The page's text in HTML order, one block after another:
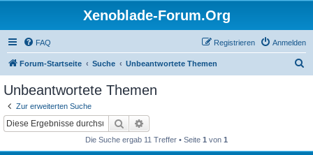
Xenoblade-Forum.Org
FAQ Anmelden
Registrieren
Forum-Startseite Suche Unbeantwortete Themen
Unbeantwortete Themen
Zur erweiterten Suche
Suche
Die Suche ergab 11 Treffer • Seite 1 von 1